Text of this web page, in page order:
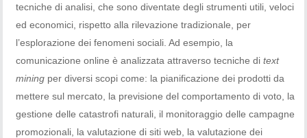
tecniche di analisi, che sono diventate degli strumenti utili, veloci
ed economici, rispetto alla rilevazione tradizionale, per
l’esplorazione dei fenomeni sociali. Ad esempio, la
comunicazione online è analizzata attraverso tecniche ditext
mining per diversi scopi come: la pianificazione dei prodotti da
mettere sul mercato, la previsione del comportamento di voto, la
gestione delle catastrofi naturali, il monitoraggio delle campagne
promozionali, la valutazione di siti web, la valutazione dei